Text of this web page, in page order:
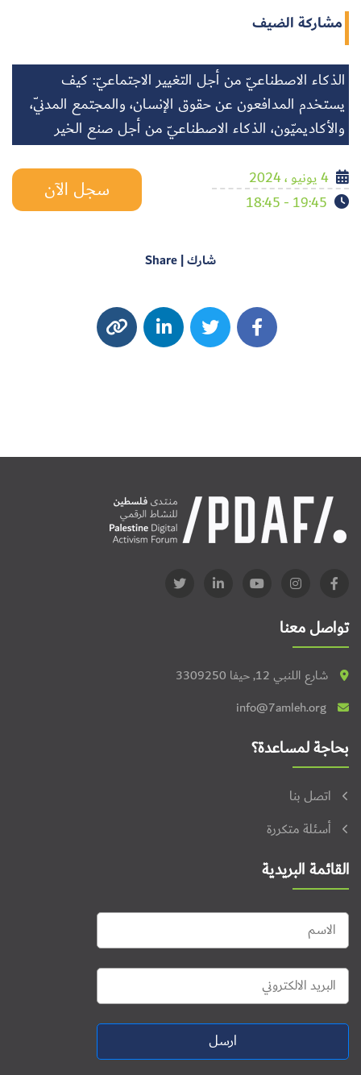
مشاركة الضيف
الذكاء الاصطناعيّ من أجل التغيير الاجتماعيّ: كيف
يستخدم المدافعون عن حقوق الإنسان، والمجتمع المدنيّ،
والأكاديميّون، الذكاء الاصطناعيّ من أجل صنع الخير
4 يونيو ، 2024
19:45 - 18:45
سجل الآن
شارك | Share
تواصل معنا
شارع اللنبي 12, حيفا 3309250
info@7amleh.org
بحاجة لمساعدة؟
اتصل بنا
أسئلة متكررة
القائمة البريدية
ارسل